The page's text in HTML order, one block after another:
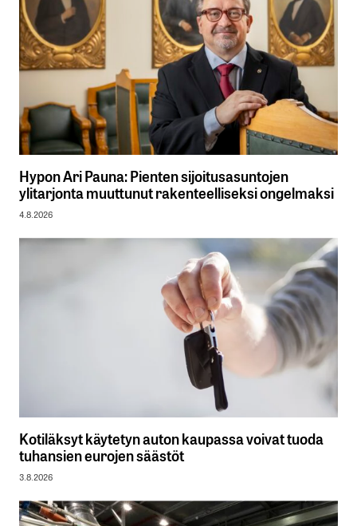
Hypon Ari Pauna: Pienten sijoitusasuntojen
ylitarjonta muuttunut rakenteelliseksi ongelmaksi
4.8.2026
Kotiläksyt käytetyn auton kaupassa voivat tuoda
tuhansien eurojen säästöt
3.8.2026